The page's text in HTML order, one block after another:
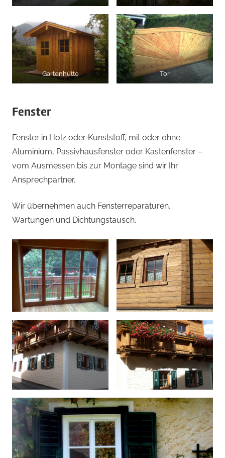
Gartenhütte Tor
Fenster
Fenster in Holz oder Kunststoff, mit oder ohne
Aluminium, Passivhausfenster oder Kastenfenster –
vom Ausmessen bis zur Montage sind wir Ihr
Ansprechpartner.
Wir übernehmen auch Fensterreparaturen,
Wartungen und Dichtungstausch.